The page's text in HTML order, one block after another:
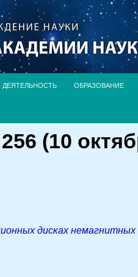
ДЕЯТЕЛЬНОСТЬ ОБРАЗОВАНИЕ
(10
дисках немагнитных